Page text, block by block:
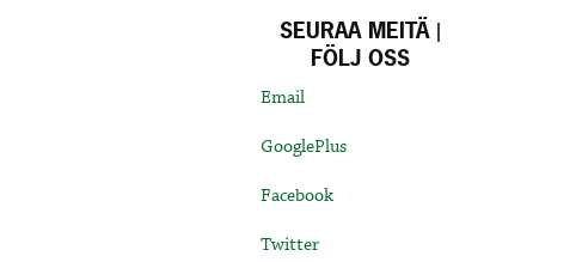
SEURAA MEITÄ |
FÖLJ OSS
Email
GooglePlus
Facebook
Twitter